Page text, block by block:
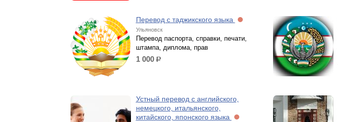
Перевод с таджикского языка
Ульяновск
Перевод паспорта, справки, печати,
штампа, диплома, прав
1 000 р.
Устный перевод с английского,
немецкого, итальянского,
китайского, японского языка